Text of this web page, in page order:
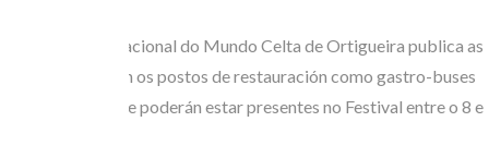
O Festival Internacional do Mundo Celta de Ortigueira publica as
bases que regulan os postos de restauración como gastro-buses
ou foodtrucks que poderán estar presentes no Festival entre o 8 e